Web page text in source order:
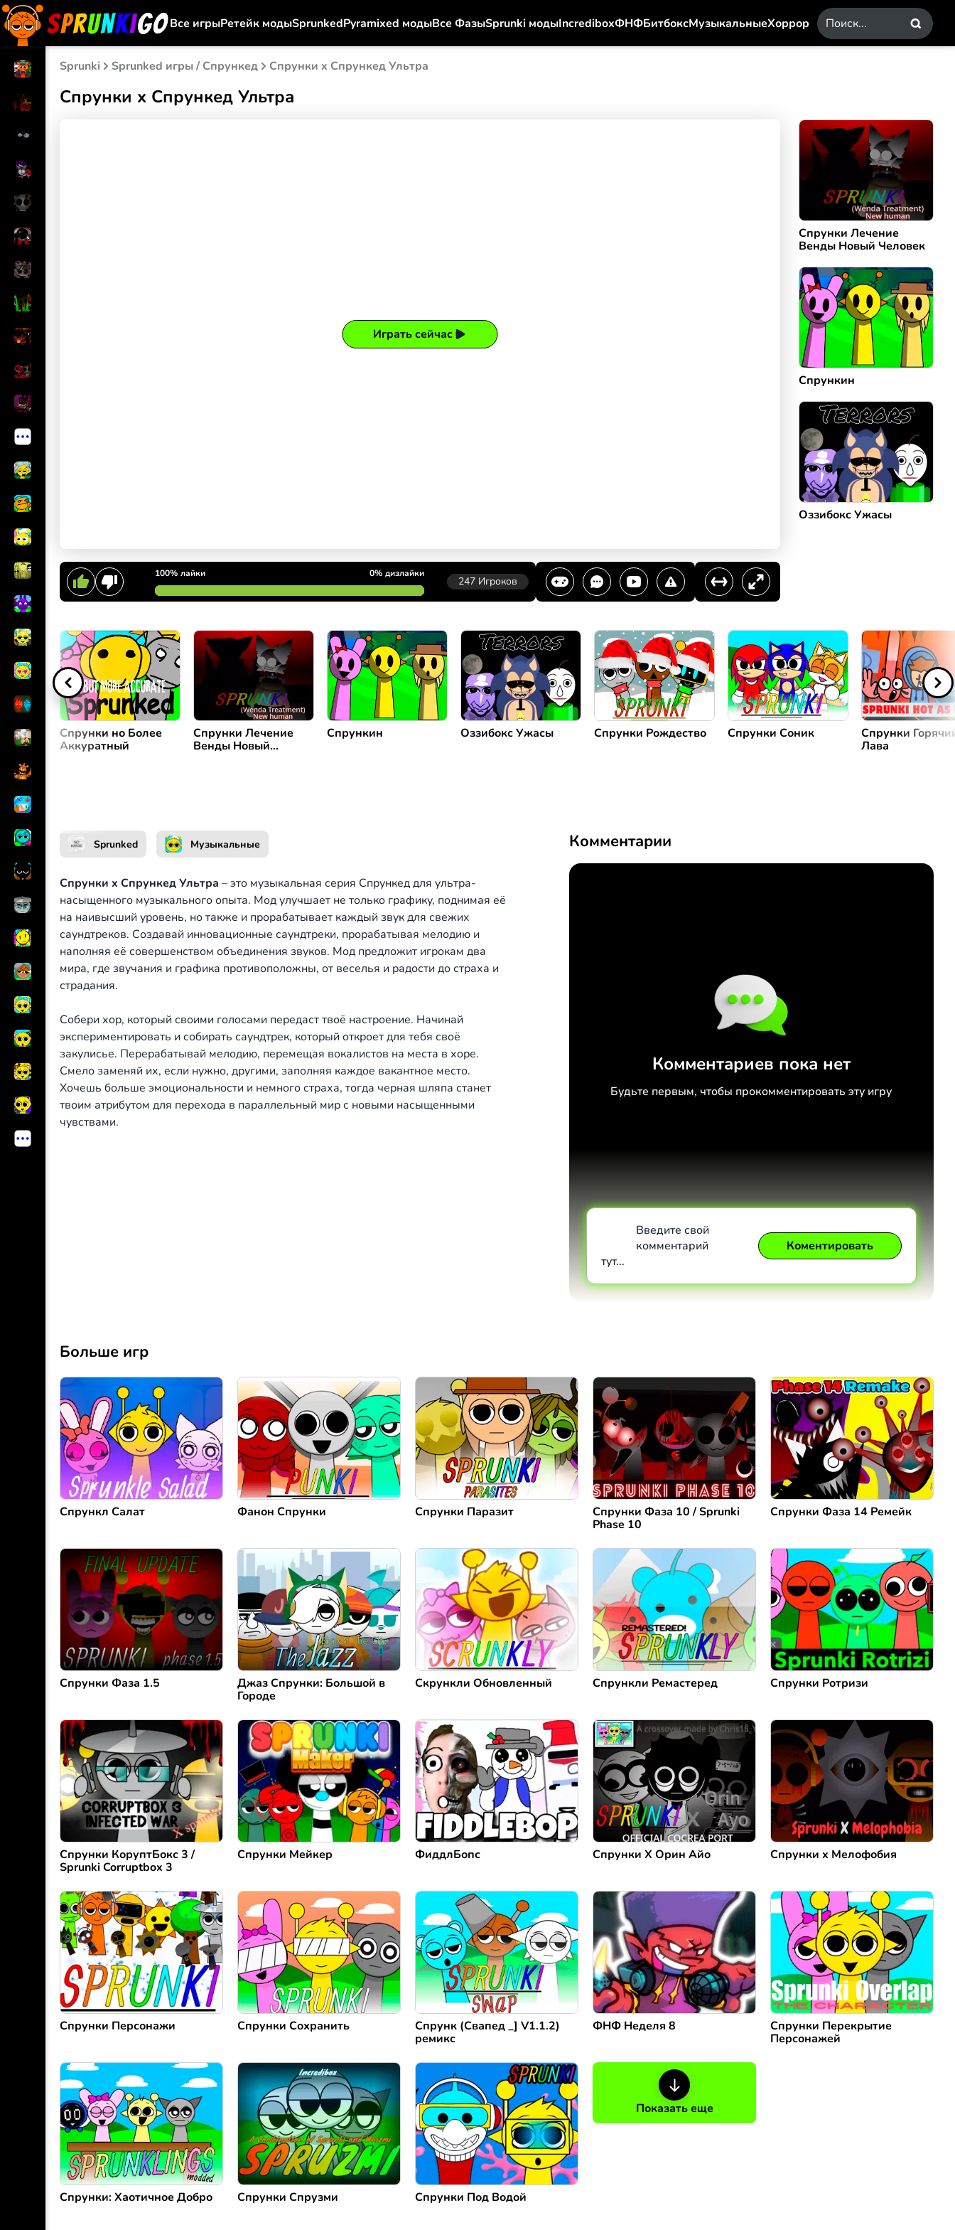
Все игрыРетейк модыSprunkedPyramixed модыВсе ФазыSprunki модыIncrediboxФНФБитбоксМузыкальныеХоррор
Sprunki Sprunked игры / Спрункед Спрунки x Спрункед Ультра
Спрунки x Спрункед Ультра
Играть сейчас
100% лайки 0% дизлайки
247 Игроков
Создать мелодию или
Спрунки Лечение
Венды Новый Человек
Спрункин
Оззибокс Ужасы
Спрунки но Более
Аккуратный
Спрунки Лечение
Венды Новый
Спрункин Оззибокс Ужасы Спрунки Рождество Спрунки Соник
Спрунки
Лава
Sprunked Музыкальные
Спрунки x Спрункед Ультра – это музыкальная серия Спрункед для ультра-
насыщенного музыкального опыта. Мод улучшает не только графику, поднимая её
на наивысший уровень, но также и прорабатывает каждый звук для свежих
саундтреков. Создавай инновационные саундтреки, прорабатывая мелодию и
наполняя её совершенством объединения звуков. Мод предложит игрокам два
мира, где звучания и графика противоположны, от веселья и радости до страха и
страдания.
Собери хор, который своими голосами передаст твоё настроение. Начинай
экспериментировать и собирать саундтрек, который откроет для тебя своё
закулисье. Перерабатывай мелодию, перемещая вокалистов на места в хоре.
Смело заменяй их, если нужно, другими, заполняя каждое вакантное место.
Хочешь больше эмоциональности и немного страха, тогда черная шляпа станет
твоим атрибутом для перехода в параллельный мир с новыми насыщенными
чувствами.
Комментарии
Комментариев пока нет
Будьте первым, чтобы прокомментировать эту игру
Введите свой
комментарий
тут...
Коментировать
Отмена Коментировать
Больше игр
Спрункл Салат Фанон Спрунки Спрунки Паразит
Спрунки Фаза 10 / Sprunki
Phase 10
Спрунки Фаза 14 Ремейк
Спрунки Фаза 1.5
Джаз Спрунки: Большой в
Городе
Скрункли Обновленный Спрункли Ремастеред Спрунки Ротризи
Спрунки КоруптБокс 3 /
Sprunki Corruptbox 3
Спрунки Мейкер ФиддлБопс Спрунки X Орин Айо Спрунки x Мелофобия
Спрунки Персонажи Спрунки Сохранить
Спрунк (Свапед _] V1.1.2)
ремикс
ФНФ Неделя 8
Спрунки Перекрытие
Персонажей
Спрунки: Хаотичное Добро Спрунки Спрузми Спрунки Под Водой
Показать еще